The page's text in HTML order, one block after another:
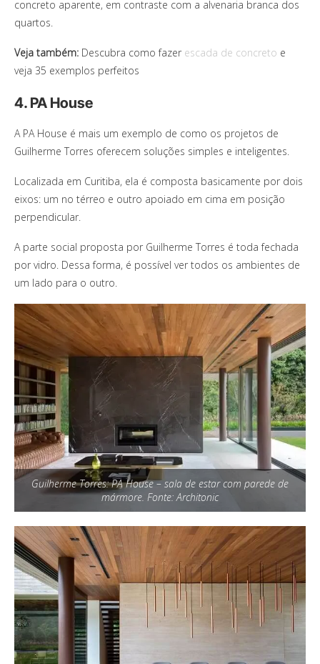
concreto aparente, em contraste com a alvenaria branca dos
quartos.
Veja também: Descubra como fazer escada de concreto e
veja 35 exemplos perfeitos
4. PA House
A PA House é mais um exemplo de como os projetos de
Guilherme Torres oferecem soluções simples e inteligentes.
Localizada em Curitiba, ela é composta basicamente por dois
eixos: um no térreo e outro apoiado em cima em posição
perpendicular.
A parte social proposta por Guilherme Torres é toda fechada
por vidro. Dessa forma, é possível ver todos os ambientes de
um lado para o outro.
Guilherme Torres: PA House – sala de estar com parede de
mármore. Fonte: Architonic